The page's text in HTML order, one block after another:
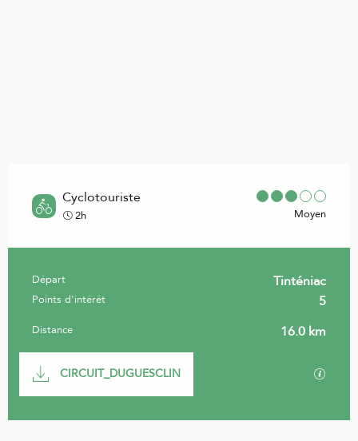
Cyclotouriste
2h Moyen
Informations pratiques
Départ Tinténiac
Points d'intérêt 5
Distance 16.0 km
Documentation
CIRCUIT_DUGUESCLIN